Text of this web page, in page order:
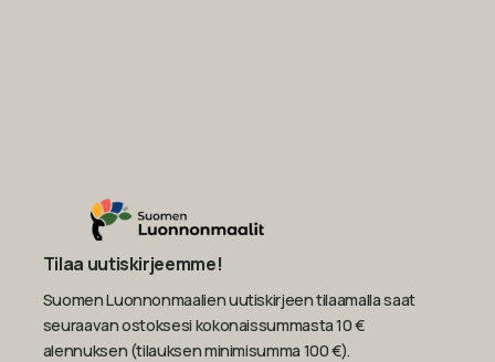
Tilaa uutiskirjeemme!
Suomen Luonnonmaalien uutiskirjeen tilaamalla saat
seuraavan ostoksesi kokonaissummasta 10 €
alennuksen (tilauksen minimisumma 100 €).